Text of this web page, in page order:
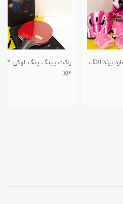
راکت پینگ پنگ لوکی ۳ ستاره